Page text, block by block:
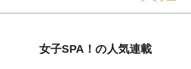
女子SPA！の人気連載